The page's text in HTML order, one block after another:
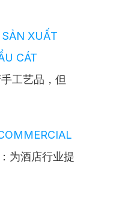
XUẤT
CÁT
工艺品，但
：为酒店行业提